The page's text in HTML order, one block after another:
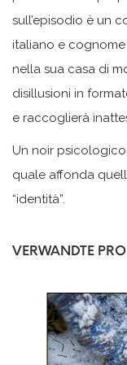
sull’episodio è un
italiano e
nella sua casa di
disillusioni in
e raccoglierà
Un noir
quale affonda
“identità”.
VERWANDTE